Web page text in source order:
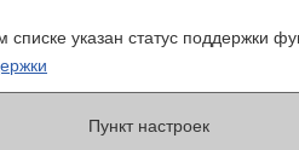
указан статус поддержки
Пункт настроек